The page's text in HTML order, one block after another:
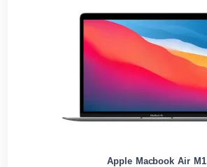
Apple Macbook Air M1